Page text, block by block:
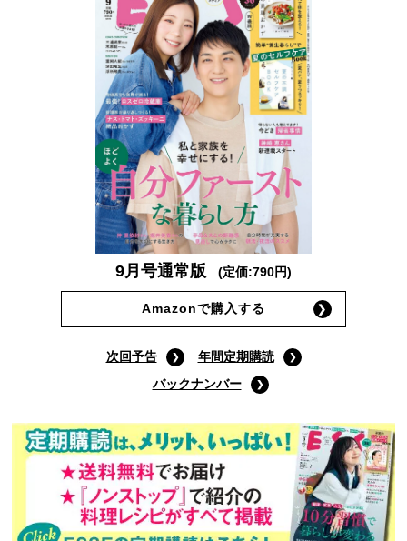
9月号通常版 (定価:790円)
Amazonで購入する
次回予告
年間定期購読
バックナンバー